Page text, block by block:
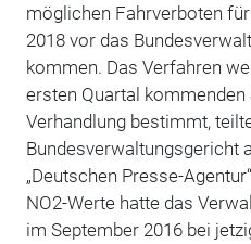
möglichen Fahrverboten
2018 vor das
kommen. Das Verfahren
ersten Quartal
Verhandlung bestimmt,
Bundesverwaltungsgericht
„Deutschen Presse-
NO2-Werte hatte das
im September 2016 bei